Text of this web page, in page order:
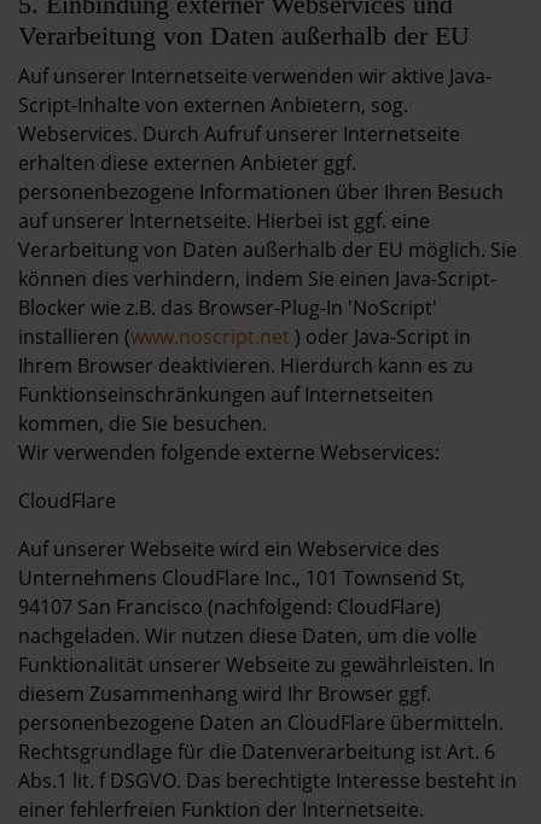
Verarbeitung von Daten außerhalb der EU
Auf unserer Internetseite verwenden wir aktive Java-
Script-Inhalte von externen Anbietern, sog.
Webservices. Durch Aufruf unserer Internetseite
erhalten diese externen Anbieter ggf.
personenbezogene Informationen über Ihren Besuch
auf unserer Internetseite. Hierbei ist ggf. eine
Verarbeitung von Daten außerhalb der EU möglich. Sie
können dies verhindern, indem Sie einen Java-Script-
Blocker wie z.B. das Browser-Plug-In 'NoScript'
installieren (www.noscript.net ) oder Java-Script in
Ihrem Browser deaktivieren. Hierdurch kann es zu
Funktionseinschränkungen auf Internetseiten
kommen, die Sie besuchen.
Wir verwenden folgende externe Webservices:
CloudFlare
Auf unserer Webseite wird ein Webservice des
Unternehmens CloudFlare Inc., 101 Townsend St,
94107 San Francisco (nachfolgend: CloudFlare)
nachgeladen. Wir nutzen diese Daten, um die volle
Funktionalität unserer Webseite zu gewährleisten. In
diesem Zusammenhang wird Ihr Browser ggf.
personenbezogene Daten an CloudFlare übermitteln.
Rechtsgrundlage für die Datenverarbeitung ist Art. 6
Abs.1 lit. f DSGVO. Das berechtigte Interesse besteht in
einer fehlerfreien Funktion der Internetseite.